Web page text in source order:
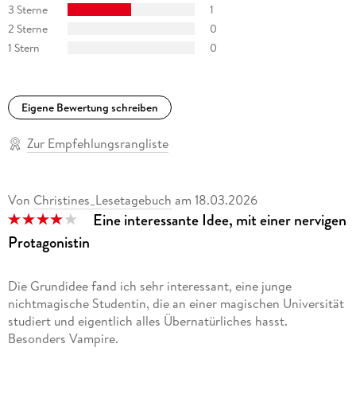
3 Sterne
1
2 Sterne
0
1 Stern
0
Eigene Bewertung schreiben
Zur Empfehlungsrangliste
Von Christines_Lesetagebuch am 18.03.2026
Eine interessante Idee, mit einer nervigen
Protagonistin
Die Grundidee fand ich sehr interessant, eine junge
nichtmagische Studentin, die an einer magischen Universität
studiert und eigentlich alles Übernatürliches hasst.
Besonders Vampire.